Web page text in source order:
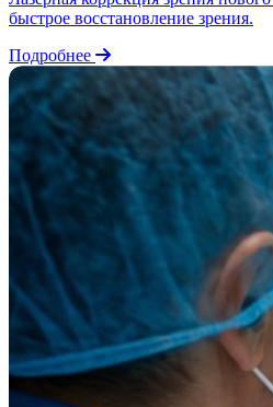
быстрое восстановление зрения.
Подробнее